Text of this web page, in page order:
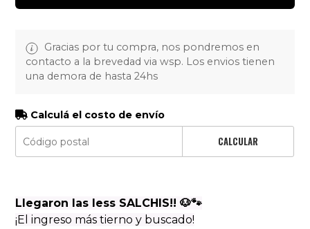
Gracias por tu compra, nos pondremos en
contacto a la brevedad via wsp. Los envios tienen
una demora de hasta 24hs
Calculá el costo de envío
CALCULAR
Llegaron las less SALCHIS!! 🐶🐾
¡El ingreso más tierno y buscado!